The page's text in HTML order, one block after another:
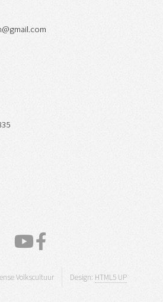
Volkscultuur Design: HTML5 UP